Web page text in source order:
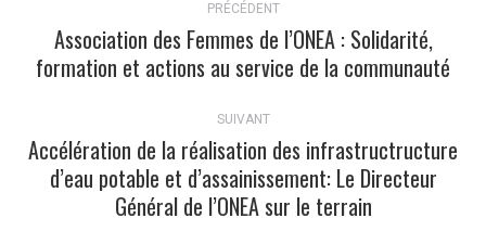
article PRÉCÉDENT
Article
précédent
Association des Femmes de l’ONEA : Solidarité,
formation et actions au service de la communauté
SUIVANT
Article
suivant
Accélération de la réalisation des infrastructructure
d’eau potable et d’assainissement: Le Directeur
Général de l’ONEA sur le terrain